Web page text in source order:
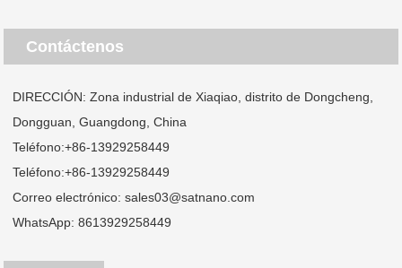
Contáctenos
DIRECCIÓN: Zona industrial de Xiaqiao, distrito de Dongcheng,
Dongguan, Guangdong, China
Teléfono:+86-13929258449
Teléfono:+86-13929258449
Correo electrónico:sales03@satnano.com
WhatsApp:8613929258449